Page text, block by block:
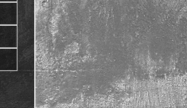
İç ve Dış
Siyah Kruva
Fiyat
₺109,20
KDV dahil